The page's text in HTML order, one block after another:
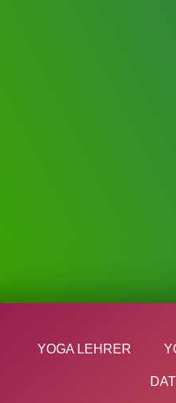
YOGA LEHRER